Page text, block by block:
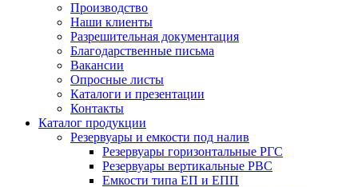
Производство
Наши клиенты
Разрешительная документация
Благодарственные письма
Вакансии
Опросные листы
Каталоги и презентации
Контакты
Каталог продукции
Резервуары и емкости под налив
Резервуары горизонтальные РГС
Резервуары вертикальные РВС
Емкости типа ЕП и ЕПП